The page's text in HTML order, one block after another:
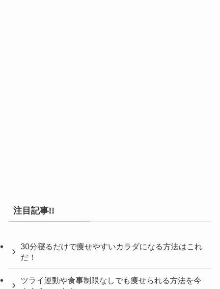
注目記事!!
30分寝るだけで痩せやすいカラダになる方法はこれ
だ！
ツライ運動や食事制限なしでも痩せられる方法を今